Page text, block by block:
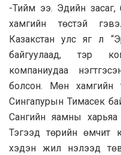
-Тийм ээ. Эдийн засаг,
хамгийн төстэй
Казакстан улс яг л
байгуулаад, тэр
компаниудаа
болсон. Мөн хамгийн
Сингапурын Тимасек
Сангийн яамны
Тэгээд төрийн өмчит
хэдэн жил нэлээд